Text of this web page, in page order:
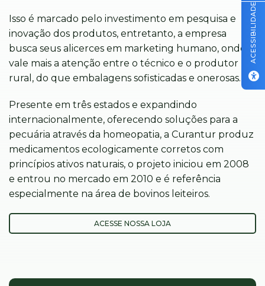
Isso é marcado pelo investimento em pesquisa e
inovação dos produtos, entretanto, a empresa
busca seus alicerces em marketing humano, onde
vale mais a atenção entre o técnico e o produtor
rural, do que embalagens sofisticadas e onerosas.
Presente em três estados e expandindo
internacionalmente, oferecendo soluções para a
pecuária através da homeopatia, a Curantur produz
medicamentos ecologicamente corretos com
princípios ativos naturais, o projeto iniciou em 2008
e entrou no mercado em 2010 e é referência
especialmente na área de bovinos leiteiros.
ACESSE NOSSA LOJA
ACESSIBILIDADE